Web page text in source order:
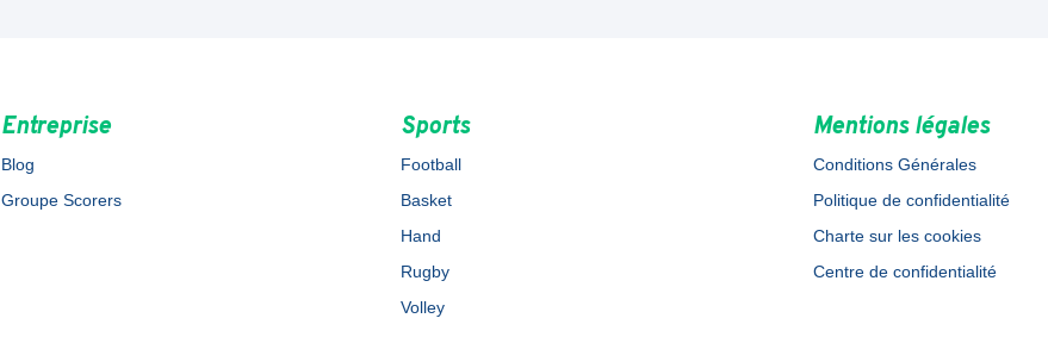
Entreprise
Blog
Groupe Scorers
Sports
Football
Basket
Hand
Rugby
Volley
Mentions légales
Conditions Générales
Politique de confidentialité
Charte sur les cookies
Centre de confidentialité